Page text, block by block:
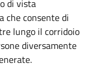
di vista
che consente di
lungo il corridoio
diversamente